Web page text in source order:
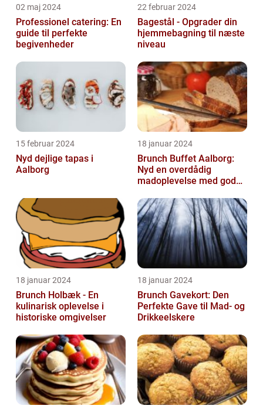
02 maj 2024
Professionel catering: En
guide til perfekte
begivenheder
22 februar 2024
Bagestål - Opgrader din
hjemmebagning til næste
niveau
15 februar 2024
Nyd dejlige tapas i
Aalborg
18 januar 2024
Brunch Buffet Aalborg:
Nyd en overdådig
madoplevelse med gode
18 januar 2024
Brunch Holbæk - En
kulinarisk oplevelse i
historiske omgivelser
18 januar 2024
Brunch Gavekort: Den
Perfekte Gave til Mad- og
Drikkeelskere